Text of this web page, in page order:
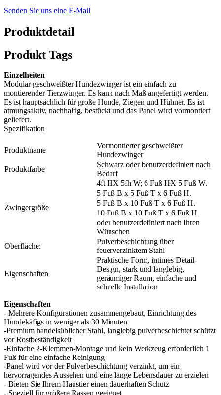
Senden Sie uns eine E-Mail
Produktdetail
Produkt Tags
Einzelheiten
Modular geschweißter Hundezwinger ist ein einfach zu
montierender Tierzwinger. Es kann nach Maß angefertigt werden.
Es ist hauptsächlich für große Hunde, Ziegen und Hühner. Es ist
atmungsaktiv, nachhaltig, bestückt und das Panel wird vormontiert
geliefert.
Spezifikation
Produktname
Vormontierter geschweißter
Hundezwinger
Produktfarbe
Schwarz oder benutzerdefiniert nach
Bedarf
Zwingergröße
4ft HX 5fh W; 6 Fuß HX 5 Fuß W.
5 Fuß B x 5 Fuß T x 6 Fuß H.
5 Fuß B x 10 Fuß T x 6 Fuß H.
10 Fuß B x 10 Fuß T x 6 Fuß H.
oder benutzerdefiniert nach Ihren
Wünschen
Oberfläche:
Pulverbeschichtung über
feuerverzinktem Stahl
Eigenschaften
Praktische Form, intimes Detail-
Design, stark und langlebig,
geräumiger Raum, einfache und
schnelle Installation
Eigenschaften
- Mehrere Konfigurationen zusammengebaut, Einrichtung des
Hundekäfigs in weniger als 30 Minuten
-Premium handelsüblicher Stahl, langlebig pulverbeschichtet schützt
vor Rostbeständigkeit
-Einfache 2-Klemmen-Montage und kein Werkzeug erforderlich 1
Fuß für eine einfache Reinigung
-Panel wird vor der Pulverbeschichtung verzinkt, um ein
hervorragendes Aussehen und eine lange Lebensdauer zu erzielen
- Bieten Sie Ihrem Haustier einen dauerhaften Schutz
- Speziell für größere Rassen geeignet